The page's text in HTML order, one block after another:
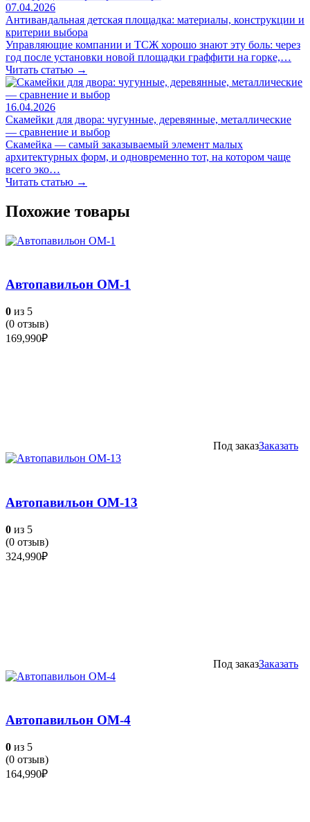
07.04.2026
Антивандальная детская площадка: материалы, конструкции и
критерии выбора
Управляющие компании и ТСЖ хорошо знают эту боль: через
год после установки новой площадки граффити на горке,…
Читать статью →
16.04.2026
Скамейки для двора: чугунные, деревянные, металлические
— сравнение и выбор
Скамейка — самый заказываемый элемент малых
архитектурных форм, и одновременно тот, на котором чаще
всего эко…
Читать статью →
Похожие товары
Автопавильон ОМ-1
0 из 5
(0 отзыв)
169,990₽
Под заказЗаказать
Автопавильон ОМ-13
0 из 5
(0 отзыв)
324,990₽
Под заказЗаказать
Автопавильон ОМ-4
0 из 5
(0 отзыв)
164,990₽